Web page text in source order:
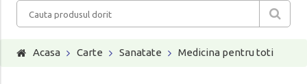
Acasa Carte Sanatate Medicina pentru toti